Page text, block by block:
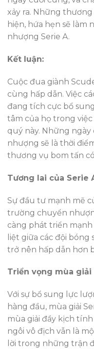
xảy ra. Những
hiện, hứa hẹn sẽ
nhượng Serie A.
Kết luận:
Cuộc đua giành
cùng hấp dẫn. Việc
đang tích cực bổ
tâm của họ trong
quý này. Những
nhượng sẽ là thời
thương vụ bom tấn
Tương lai của Serie
Sự đầu tư mạnh mẽ
trường chuyển
càng phát triển
liệt giữa các đội bóng
trở nên hấp dẫn hơn
Triển vọng mùa giải
Với sự bổ sung lực
hàng đầu, mùa giải
mùa giải đầy kịch
ngôi vô địch vẫn là
lời trong những trận